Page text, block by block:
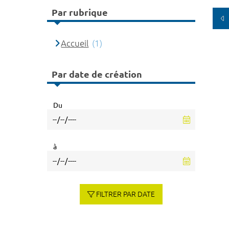
Par rubrique
Accueil (1)
Par date de création
Du
à
FILTRER PAR DATE